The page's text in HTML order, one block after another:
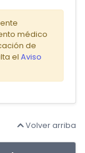
médico
de
el Aviso
Volver arriba